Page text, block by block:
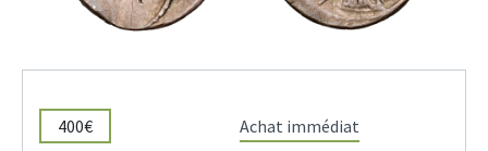
400€ Achat immédiat